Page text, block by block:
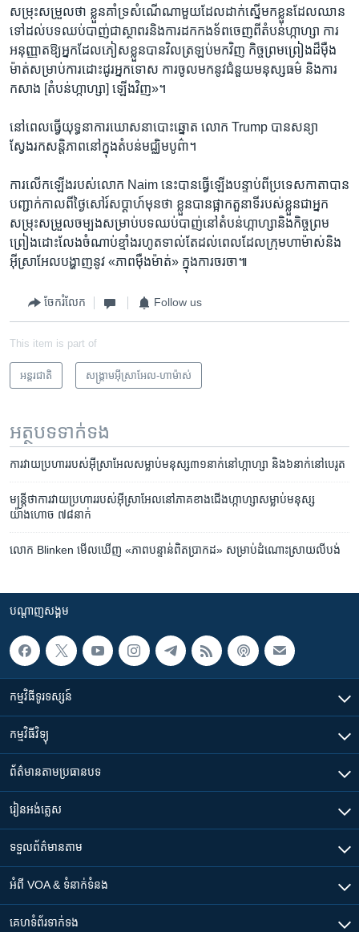
សម្រុះសម្រួល​ថា ខ្លួន​គាំទ្រ​សំណើ​ណាមួយ​ដែល​ដាក់​ស្នើ​មក​ខ្លួន​ដែល​ឈាន​
ទៅ​ដល់​បទឈប់បាញ់​ជា​ស្ថាពរ​និង​ការ​ដក​កងទ័ព​ចេញ​ពី​តំបន់​ហ្កាហ្សា ការ​
អនុញ្ញាត​ឱ្យ​អ្នក​ដែល​ភៀសខ្លួន​បាន​វិល​ត្រឡប់​មក​វិញ កិច្ច​ព្រមព្រៀង​ដ៏​ម៉ឺង
ម៉ាត់​សម្រាប់​ការ​ដោះដូរ​អ្នកទោស ការ​ចូល​មក​នូវ​ជំនួយ​មនុស្សធម៌ និង​ការ​
កសាង [តំបន់​ហ្កាហ្សា] ឡើងវិញ»។
នៅ​ពេល​ធ្វើ​យុទ្ធនាការ​ឃោសនា​បោះឆ្នោត លោក Trump បាន​សន្យា​
ស្វែងរក​សន្តិភាព​នៅក្នុង​តំបន់​មជ្ឈិមបូព៌ា។
ការ​លើកឡើង​របស់​លោក Naim នេះ​បាន​ធ្វើឡើង​បន្ទាប់ពី​ប្រទេស​កាតា​បាន​
បញ្ជាក់​កាលពី​ថ្ងៃ​សៅរ៍​សប្ដាហ៍​មុន​ថា ខ្លួន​បាន​ផ្អាក​តួនាទី​របស់​ខ្លួន​ជា​អ្នក​
សម្រុះសម្រួល​ចម្បង​សម្រាប់​បទឈប់បាញ់​នៅ​តំបន់​ហ្កាហ្សា​និង​កិច្ច​ព្រម
ព្រៀង​ដោះលែង​ចំណាប់ខ្មាំង​រហូត​ទាល់តែ​ដល់​ពេល​ដែល​ក្រុម​ហាម៉ាស់​និង​
អ៊ីស្រាអែល​បង្ហាញ​នូវ «ភាព​ម៉ឺងម៉ាត់» ក្នុង​ការ​ចរចា៕
ចែករំលែក Follow us
This item is part of
អន្តរជាតិ សង្គ្រាម​អ៊ីស្រាអែល-ហាម៉ាស់
អត្ថបទ​ទាក់ទង
ការ​វាយប្រហារ​របស់​អ៊ីស្រាអែល​សម្លាប់​មនុស្ស​៣១​នាក់​នៅ​ហ្កាហ្សា​ និង​៦​នាក់​នៅ​បេរូត
មន្ត្រី​ថាការវាយ​ប្រហារ​របស់​អ៊ីស្រាអែល​នៅ​ភាគ​ខាង​ជើង​ហ្កាហ្សា​សម្លាប់​មនុស្ស​
យ៉ាងហោច ៧៨នាក់
លោក Blinken មើលឃើញ «ភាពបន្ទាន់​ពិតប្រាកដ» សម្រាប់​ដំណោះស្រាយ​លីបង់
បណ្តាញ​សង្គម
កម្មវិធី​ទូរទស្សន៍
កម្មវិធី​វិទ្យុ
ព័ត៌មាន​តាមប្រធានបទ​
រៀន​​អង់គ្លេស
ទទួល​ព័ត៌មាន​តាម
អំពី​ VOA & ទំនាក់ទំនង
គេហទំព័រ​​ទាក់ទង